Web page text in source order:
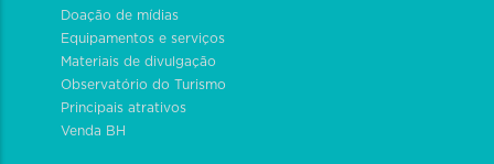
Doação de mídias
Equipamentos e serviços
Materiais de divulgação
Observatório do Turismo
Principais atrativos
Venda BH